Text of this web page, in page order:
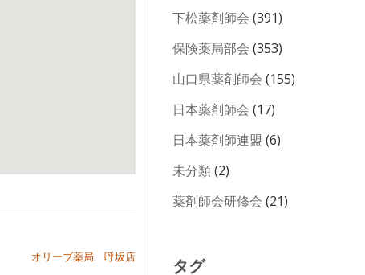
オリーブ薬局 呼坂店
下松薬剤師会 (391)
保険薬局部会 (353)
山口県薬剤師会 (155)
日本薬剤師会 (17)
日本薬剤師連盟 (6)
未分類(2)
薬剤師会研修会 (21)
タグ